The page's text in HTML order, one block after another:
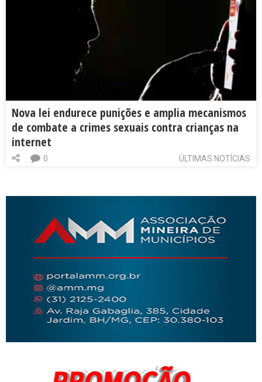
Nova lei endurece punições e amplia mecanismos
de combate a crimes sexuais contra crianças na
internet
ÚLTIMAS NOTÍCIAS
0